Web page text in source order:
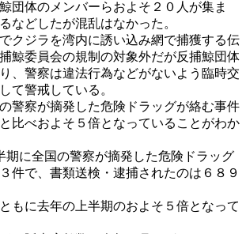
団体のメンバーらおよそ２０人が集ま
などしたが混乱はなかった。
クジラを湾内に誘い込み網で捕獲する伝
鯨委員会の規制の対象外だが反捕鯨団体
、警察は違法行為などがないよう臨時交
て警戒している。
警察が摘発した危険ドラッグが絡む事件
比べおよそ５倍となっていることがわか
期に全国の警察が摘発した危険ドラッグ
件で、書類送検・逮捕されたのは６８９
もに去年の上半期のおよそ５倍となって